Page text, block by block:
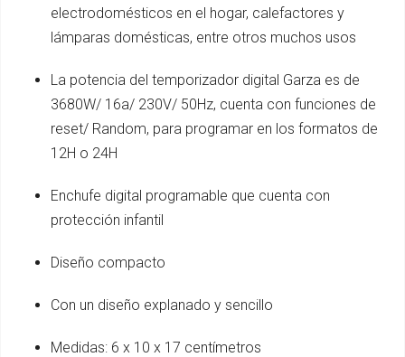
electrodomésticos en el hogar, calefactores y
lámparas domésticas, entre otros muchos usos
La potencia del temporizador digital Garza es de
3680W/ 16a/ 230V/ 50Hz, cuenta con funciones de
reset/ Random, para programar en los formatos de
12H o 24H
Enchufe digital programable que cuenta con
protección infantil
Diseño compacto
Con un diseño explanado y sencillo
Medidas: 6 x 10 x 17 centímetros